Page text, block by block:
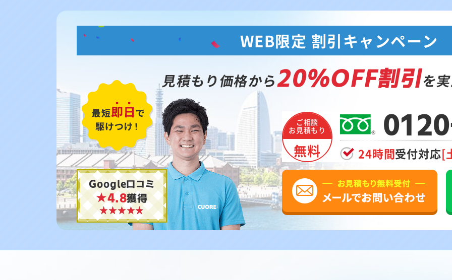
Google口コミ
★4.8獲得
WEB限定 割引キャンペーン
見積もり価格から20%OFF割引を
ご相談
お見積もり
無料 24時間受付対応[